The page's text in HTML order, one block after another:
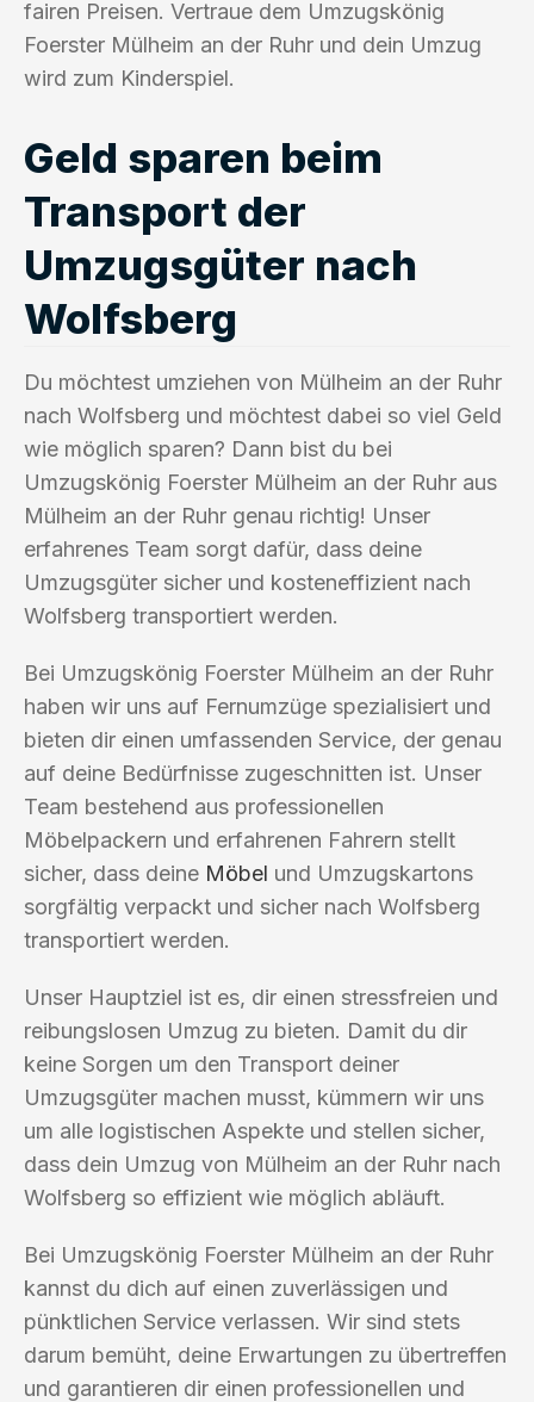
fairen Preisen. Vertraue dem Umzugskönig
Foerster Mülheim an der Ruhr und dein Umzug
wird zum Kinderspiel.
Geld sparen beim
Transport der
Umzugsgüter nach
Wolfsberg
Du möchtest umziehen von Mülheim an der Ruhr
nach Wolfsberg und möchtest dabei so viel Geld
wie möglich sparen? Dann bist du bei
Umzugskönig Foerster Mülheim an der Ruhr aus
Mülheim an der Ruhr genau richtig! Unser
erfahrenes Team sorgt dafür, dass deine
Umzugsgüter sicher und kosteneffizient nach
Wolfsberg transportiert werden.
Bei Umzugskönig Foerster Mülheim an der Ruhr
haben wir uns auf Fernumzüge spezialisiert und
bieten dir einen umfassenden Service, der genau
auf deine Bedürfnisse zugeschnitten ist. Unser
Team bestehend aus professionellen
Möbelpackern und erfahrenen Fahrern stellt
sicher, dass deine Möbel und Umzugskartons
sorgfältig verpackt und sicher nach Wolfsberg
transportiert werden.
Unser Hauptziel ist es, dir einen stressfreien und
reibungslosen Umzug zu bieten. Damit du dir
keine Sorgen um den Transport deiner
Umzugsgüter machen musst, kümmern wir uns
um alle logistischen Aspekte und stellen sicher,
dass dein Umzug von Mülheim an der Ruhr nach
Wolfsberg so effizient wie möglich abläuft.
Bei Umzugskönig Foerster Mülheim an der Ruhr
kannst du dich auf einen zuverlässigen und
pünktlichen Service verlassen. Wir sind stets
darum bemüht, deine Erwartungen zu übertreffen
und garantieren dir einen professionellen und